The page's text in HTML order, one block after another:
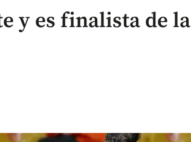
y es finalista de la